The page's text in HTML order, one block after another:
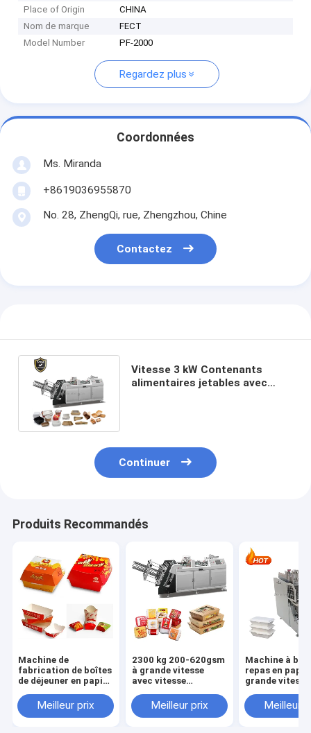
Place of Origin
CHINA
Nom de marque
FECT
Model Number
PF-2000
Regardez plus
Coordonnées
Ms. Miranda
+8619036955870
No. 28, ZhengQi, rue, Zhengzhou, Chine
Contactez
Vitesse 3 kW Contenants
alimentaires jetables avec
Continuer
Produits Recommandés
Machine de
fabrication de boîtes
de déjeuner en papier
180 pièces/min et
une source
Meilleur prix
2300 kg 200-620gsm
à grande vitesse
avec vitesse
besoin d'air de
0,5Mpa
Meilleur prix
Machine à
repas en
grande
Capacité de
production
Meilleur